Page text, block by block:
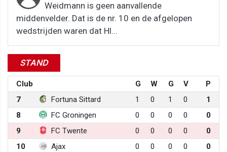
Weidmann is geen aanvallende
middenvelder. Dat is de nr. 10 en de afgelopen
wedstrijden waren dat Hl...
STAND
Club G W G V
P
7
Fortuna Sittard 1 0 1 0
1
8
FC Groningen 0 0 0 0
0
9
FC Twente 0 0 0 0
0
10
Ajax 0 0 0 0
0